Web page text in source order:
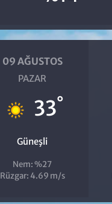
09 AĞUSTOS
PAZAR
33°
Güneşli
Nem: %27
Rüzgar: 4.69 m/s